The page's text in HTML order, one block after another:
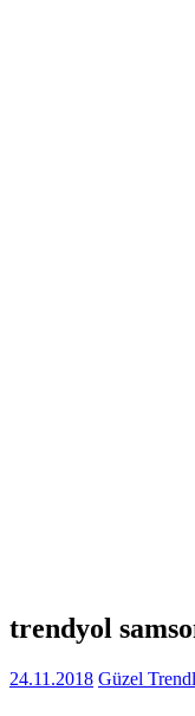
trendyol
24.11.2018 Güzel